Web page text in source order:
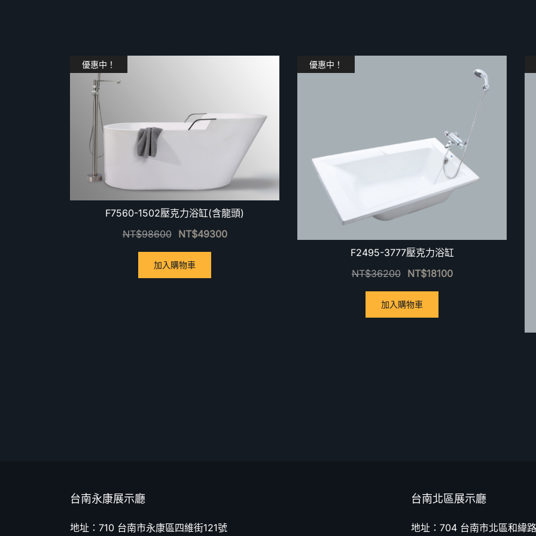
優惠中！
F7560-1502壓克力浴缸(含龍頭)
NT$98600 NT$49300
加入購物車
優惠中！
F2495-3777壓克力浴缸
NT$36200 NT$18100
加入購物車
台南永康展示廳
地址：710 台南市永康區四維街121號
台南北區展示廳
地址：704 台南市北區和緯